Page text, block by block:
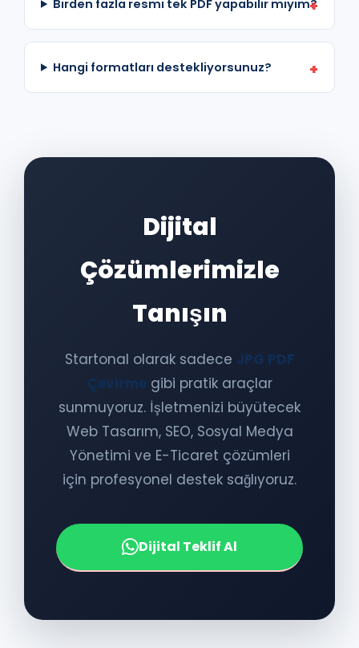
Birden fazla resmi tek PDF yapabilir miyim?
Hangi formatları destekliyorsunuz?
Dijital
Çözümlerimizle
Tanışın
Startonal olarak sadece JPG PDF
Çevirmegibi pratik araçlar
sunmuyoruz. İşletmenizi büyütecek
Web Tasarım, SEO, Sosyal Medya
Yönetimi ve E-Ticaret çözümleri
için profesyonel destek sağlıyoruz.
Dijital Teklif Al